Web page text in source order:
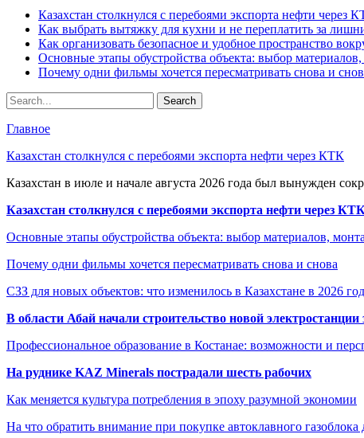
Казахстан столкнулся с перебоями экспорта нефти через
Как выбрать вытяжку для кухни и не переплатить за
Как организовать безопасное и удобное пространство
Основные этапы обустройства объекта: выбор
Почему одни фильмы хочется пересматривать снова и
Главное
Казахстан столкнулся с перебоями экспорта нефти через КТК
Казахстан в июле и начале августа 2026 года был вынужден
Казахстан столкнулся с перебоями экспорта нефти через
Основные этапы обустройства объекта: выбор материалов,
Почему одни фильмы хочется пересматривать снова и снова
СЗЗ для новых объектов: что изменилось в Казахстане в 2026
В области Абай начали строительство новой электростанции
Профессиональное образование в Костанае: возможности и
На руднике KAZ Minerals пострадали шесть рабочих
Как меняется культура потребления в эпоху разумной экономии
На что обратить внимание при покупке автоклавного газоблока